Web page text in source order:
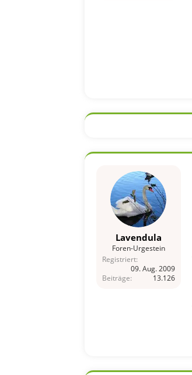
Lavendula
Foren-Urgestein
Registriert
09. Aug. 2009
Beiträge
13.126